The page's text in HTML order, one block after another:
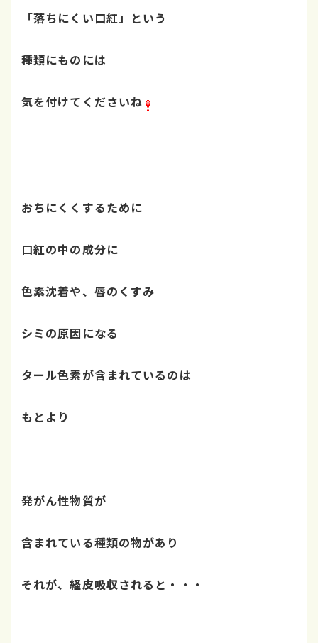
「落ちにくい口紅」という
種類にものには
気を付けてくださいね
おちにくくするために
口紅の中の成分に
色素沈着や、唇のくすみ
シミの原因になる
タール色素が含まれているのは
もとより
発がん性物質が
含まれている種類の物があり
それが、経皮吸収されると・・・